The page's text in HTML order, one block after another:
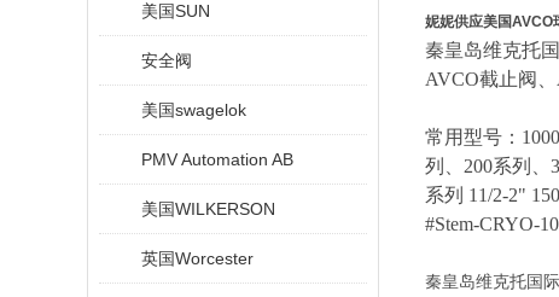
美国SUN
安全阀
美国swagelok
PMV Automation AB
美国WILKERSON
英国Worcester
妮妮供应美国AVCO
秦皇岛维克托
AVCO截止阀
常用型号： 1000
列
200系列
系列 11/2-2"
#Stem-CRYO-
秦皇岛维克托国